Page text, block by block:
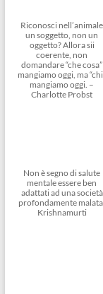
Riconosci nell’animale
un soggetto, non un
oggetto? Allora sii
coerente, non
domandare “che cosa”
mangiamo oggi, ma
mangiamo oggi. –
Charlotte Probst
Non è segno di salute
mentale essere ben
adattati ad una società
profondamente malata.
Krishnamurti